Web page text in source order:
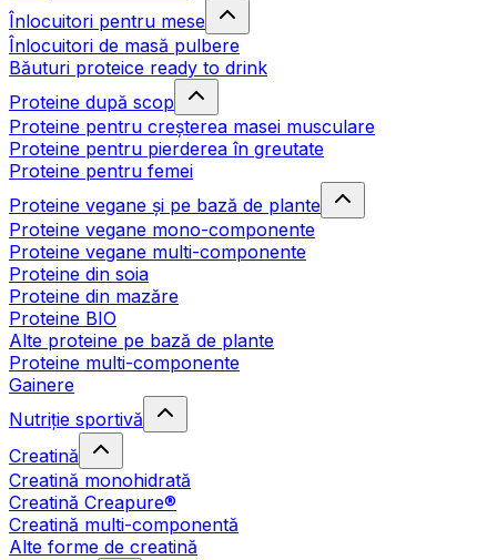
Înlocuitori pentru mese
Înlocuitori de masă pulbere
Băuturi proteice ready to drink
Proteine după scop
Proteine pentru creșterea masei musculare
Proteine pentru pierderea în greutate
Proteine pentru femei
Proteine vegane și pe bază de plante
Proteine vegane mono-componente
Proteine vegane multi-componente
Proteine din soia
Proteine din mazăre
Proteine BIO
Alte proteine pe bază de plante
Proteine multi-componente
Gainere
Nutriție sportivă
Creatină
Creatină monohidrată
Creatină Creapure®
Creatină multi-componentă
Alte forme de creatină